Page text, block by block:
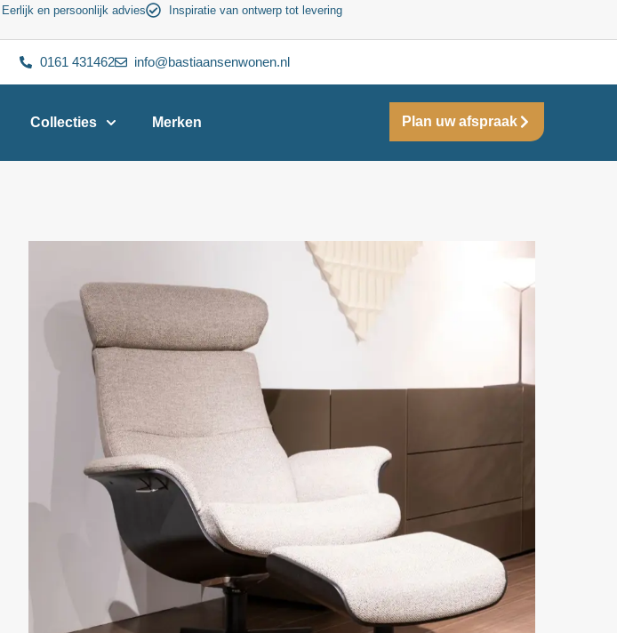
Eerlijk en persoonlijk advies Inspiratie van ontwerp tot levering
0161 431462 info@bastiaansenwonen.nl
Collecties Merken Plan uw afspraak